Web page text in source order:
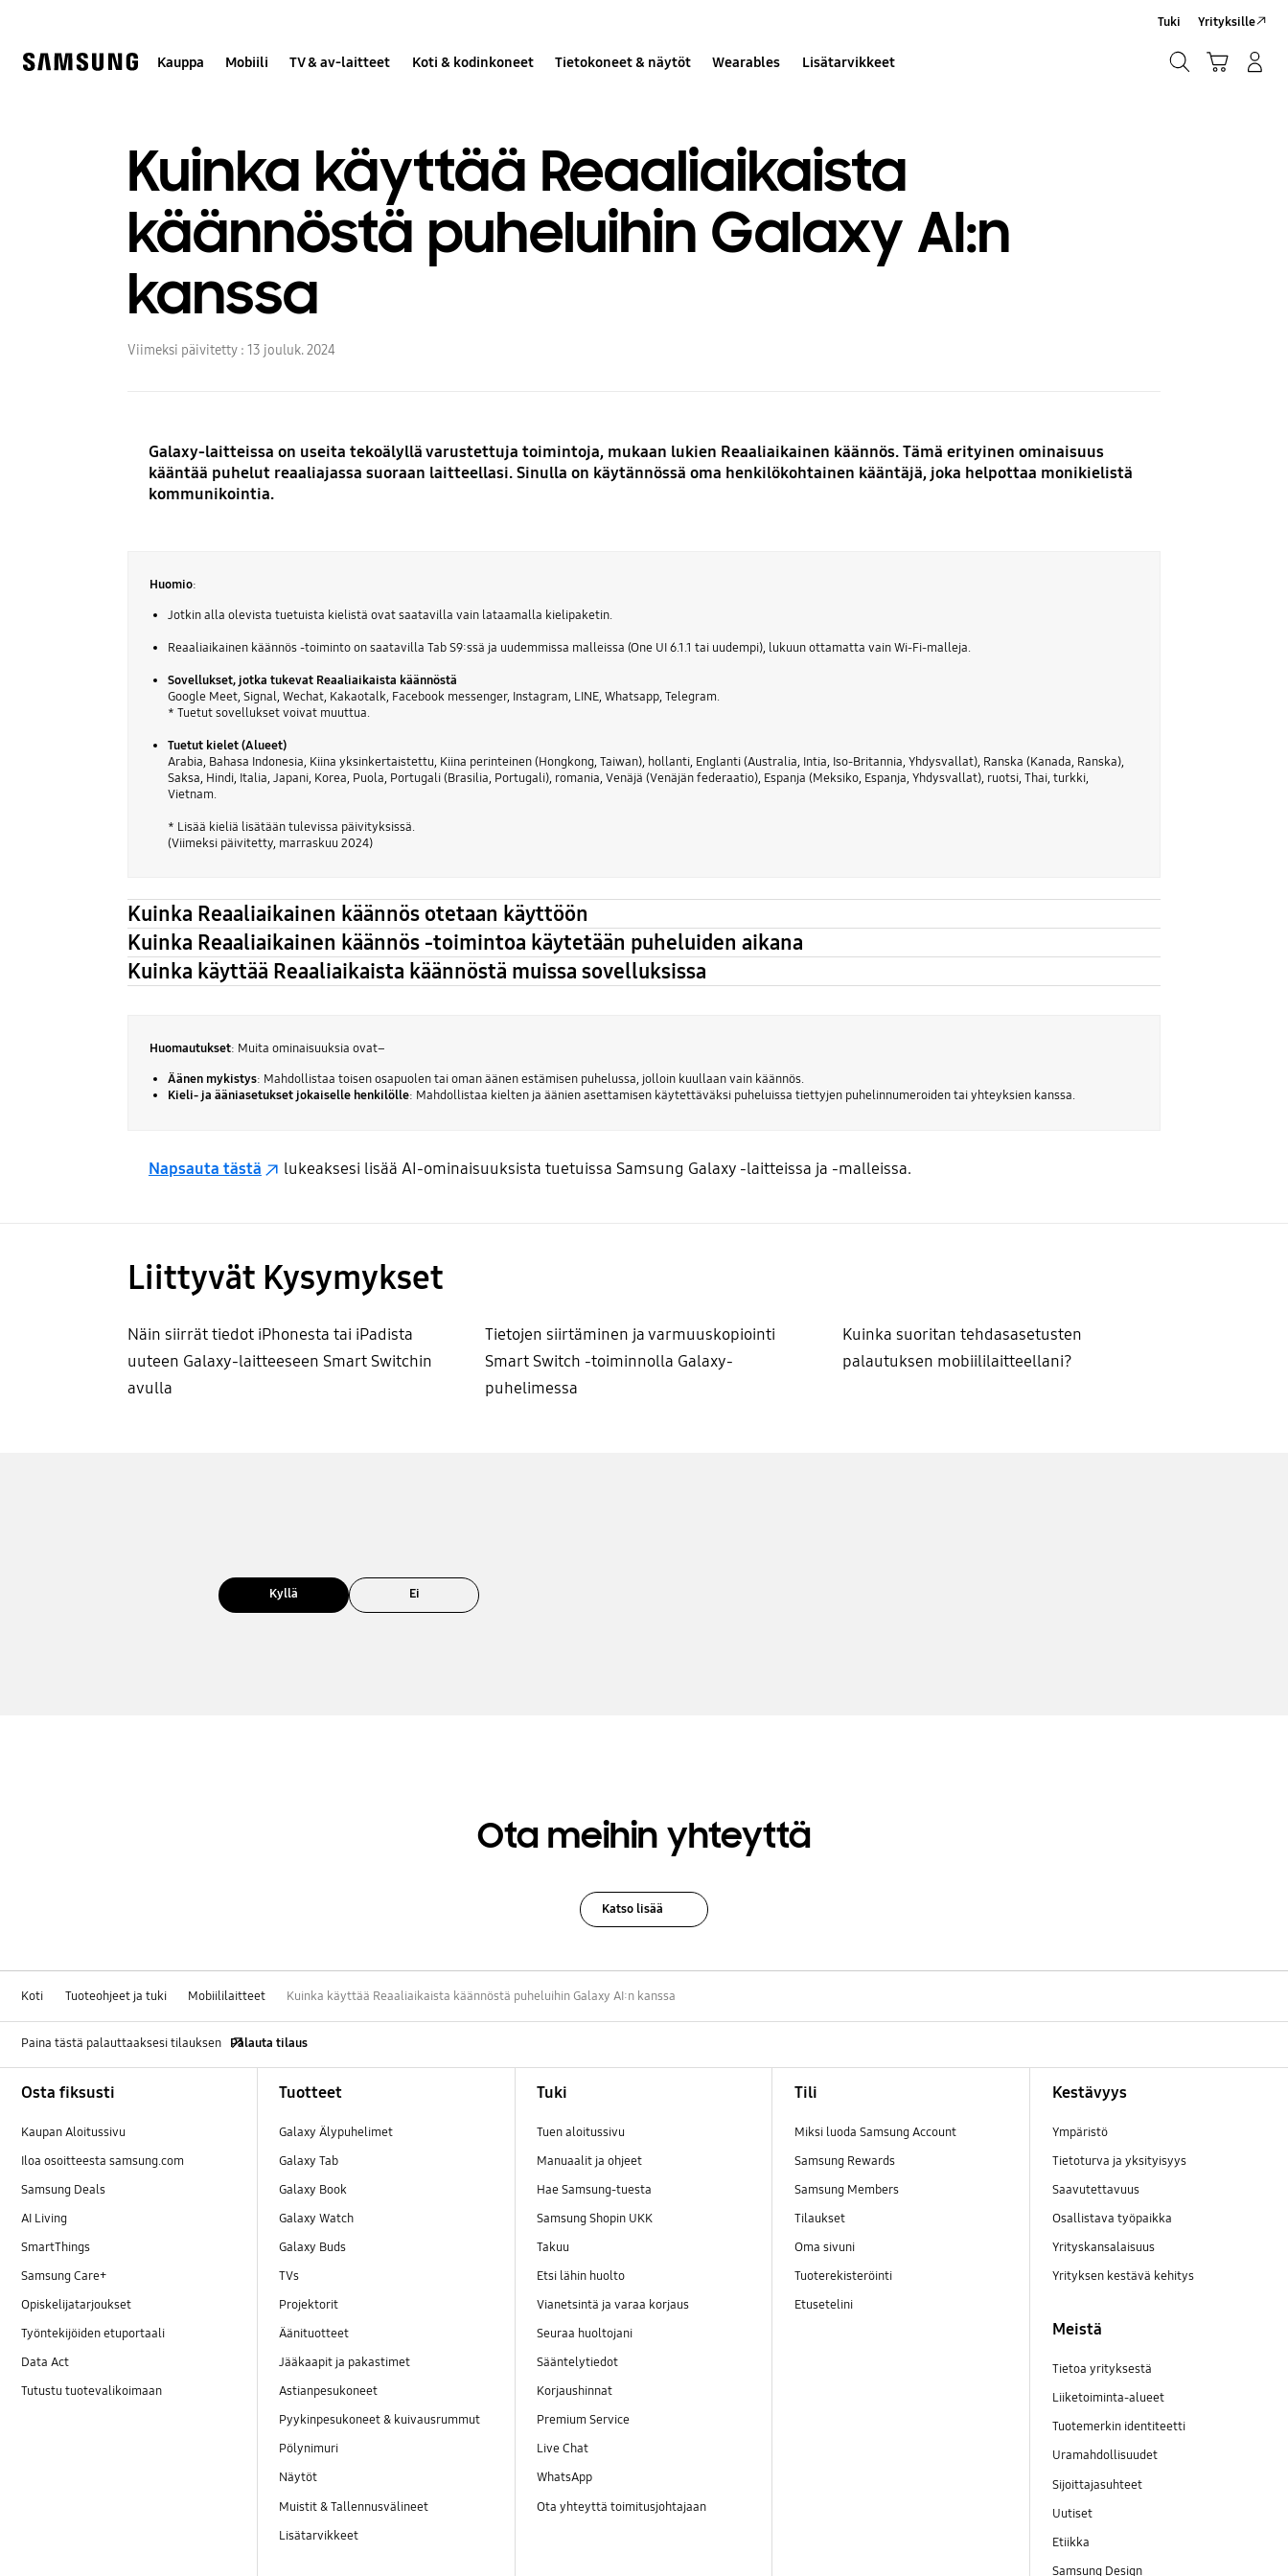
Kauppa Mobiili TV & av-laitteet Koti & kodinkoneet Tietokoneet & näytöt Wearables Lisätarvikkeet
Tuki Yrityksille
Kuinka käyttää Reaaliaikaista
käännöstä puheluihin Galaxy AI:n
kanssa
Viimeksi päivitetty : 13 jouluk. 2024
Galaxy-laitteissa on useita tekoälyllä varustettuja toimintoja, mukaan lukien Reaaliaikainen käännös. Tämä erityinen ominaisuus
kääntää puhelut reaaliajassa suoraan laitteellasi. Sinulla on käytännössä oma henkilökohtainen kääntäjä, joka helpottaa monikielistä
kommunikointia.
Huomio:
Jotkin alla olevista tuetuista kielistä ovat saatavilla vain lataamalla kielipaketin.
Reaaliaikainen käännös -toiminto on saatavilla Tab S9:ssä ja uudemmissa malleissa (One UI 6.1.1 tai uudempi), lukuun ottamatta vain Wi-Fi-malleja.
Sovellukset, jotka tukevat Reaaliaikaista käännöstä
Google Meet, Signal, Wechat, Kakaotalk, Facebook messenger, Instagram, LINE, Whatsapp, Telegram.
* Tuetut sovellukset voivat muuttua.
Tuetut kielet (Alueet)
Arabia, Bahasa Indonesia, Kiina yksinkertaistettu, Kiina perinteinen (Hongkong, Taiwan), hollanti, Englanti (Australia, Intia, Iso-Britannia, Yhdysvallat), Ranska (Kanada, Ranska),
Saksa, Hindi, Italia, Japani, Korea, Puola, Portugali (Brasilia, Portugali), romania, Venäjä (Venäjän federaatio), Espanja (Meksiko, Espanja, Yhdysvallat), ruotsi, Thai, turkki,
Vietnam.
* Lisää kieliä lisätään tulevissa päivityksissä.
(Viimeksi päivitetty, marraskuu 2024)
Kuinka Reaaliaikainen käännös otetaan käyttöön
Kuinka Reaaliaikainen käännös -toimintoa käytetään puheluiden aikana
Kuinka käyttää Reaaliaikaista käännöstä muissa sovelluksissa
Huomautukset: Muita ominaisuuksia ovat–
Äänen mykistys: Mahdollistaa toisen osapuolen tai oman äänen estämisen puhelussa, jolloin kuullaan vain käännös.
Kieli- ja ääniasetukset jokaiselle henkilölle: Mahdollistaa kielten ja äänien asettamisen käytettäväksi puheluissa tiettyjen puhelinnumeroiden tai yhteyksien kanssa.
Napsauta tästä lukeaksesi lisää AI-ominaisuuksista tuetuissa Samsung Galaxy -laitteissa ja -malleissa.
Liittyvät Kysymykset
Näin siirrät tiedot iPhonesta tai iPadista
uuteen Galaxy-laitteeseen Smart Switchin
avulla
Tietojen siirtäminen ja varmuuskopiointi
Smart Switch -toiminnolla Galaxy-
puhelimessa
Kuinka suoritan tehdasasetusten
palautuksen mobiililaitteellani?
Kyllä Ei
Ota meihin yhteyttä
Katso lisää
Koti Tuoteohjeet ja tuki Mobiililaitteet Kuinka käyttää Reaaliaikaista käännöstä puheluihin Galaxy AI:n kanssa
Paina tästä palauttaaksesi tilauksen Palauta tilaus
Osta fiksusti
Kaupan Aloitussivu
Iloa osoitteesta samsung.com
Samsung Deals
AI Living
SmartThings
Samsung Care+
Opiskelijatarjoukset
Työntekijöiden etuportaali
Data Act
Tutustu tuotevalikoimaan
Tuotteet
Galaxy Älypuhelimet
Galaxy Tab
Galaxy Book
Galaxy Watch
Galaxy Buds
TVs
Projektorit
Äänituotteet
Jääkaapit ja pakastimet
Astianpesukoneet
Pyykinpesukoneet & kuivausrummut
Pölynimuri
Näytöt
Muistit & Tallennusvälineet
Lisätarvikkeet
Tuki
Tuen aloitussivu
Manuaalit ja ohjeet
Hae Samsung-tuesta
Samsung Shopin UKK
Takuu
Etsi lähin huolto
Vianetsintä ja varaa korjaus
Seuraa huoltojani
Sääntelytiedot
Korjaushinnat
Premium Service
Live Chat
WhatsApp
Ota yhteyttä toimitusjohtajaan
Tili
Miksi luoda Samsung Account
Samsung Rewards
Samsung Members
Tilaukset
Oma sivuni
Tuoterekisteröinti
Etusetelini
Kestävyys
Ympäristö
Tietoturva ja yksityisyys
Saavutettavuus
Osallistava työpaikka
Yrityskansalaisuus
Yrityksen kestävä kehitys
Meistä
Tietoa yrityksestä
Liiketoiminta-alueet
Tuotemerkin identiteetti
Uramahdollisuudet
Sijoittajasuhteet
Uutiset
Etiikka
Samsung Design